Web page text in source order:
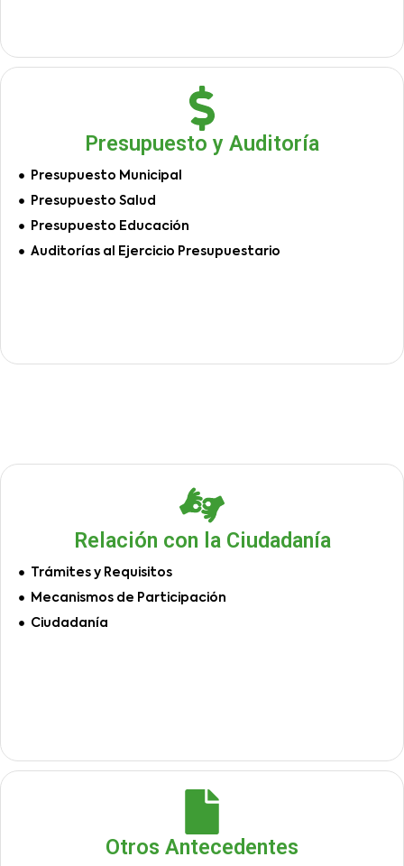
Presupuesto y Auditoría
Presupuesto Municipal
Presupuesto Salud
Presupuesto Educación
Auditorías al Ejercicio Presupuestario
Relación con la Ciudadanía
Trámites y Requisitos
Mecanismos de Participación
Ciudadanía
Otros Antecedentes